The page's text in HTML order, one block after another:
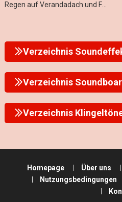
Regen auf Verandadach und Fensterglas
Verzeichnis
Verzeichnis
Verzeichnis
Homepage Über uns
Nutzungsbedingungen